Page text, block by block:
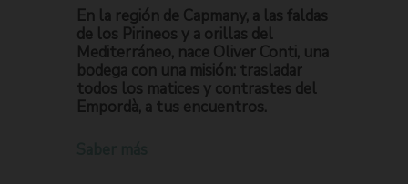
En la región de Capmany, a las faldas
de los Pirineos y a orillas del
Mediterráneo, nace Oliver Conti, una
bodega con una misión: trasladar
todos los matices y contrastes del
Empordà, a tus encuentros.